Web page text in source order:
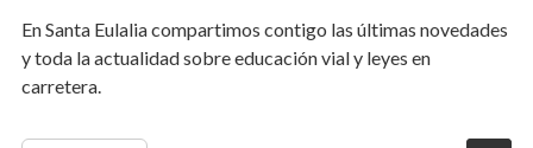
En Santa Eulalia compartimos contigo las últimas novedades
y toda la actualidad sobre educación vial y leyes en
carretera.